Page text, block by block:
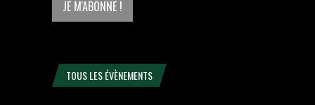
TOUS LES ÉVÈNEMENTS